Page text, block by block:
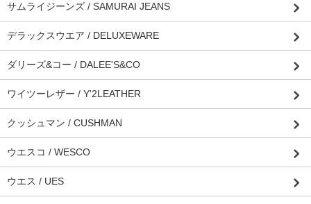
サムライジーンズ / SAMURAI JEANS
デラックスウエア / DELUXEWARE
ダリーズ&コー / DALEE'S&CO
ワイツーレザー / Y'2LEATHER
クッシュマン / CUSHMAN
ウエスコ / WESCO
ウエス / UES